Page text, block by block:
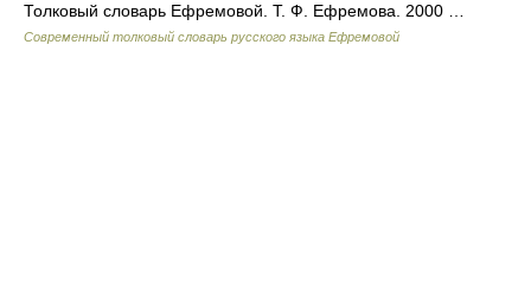
Толковый словарь Ефремовой. Т. Ф. Ефремова. 2000 …
Современный толковый словарь русского языка Ефремовой